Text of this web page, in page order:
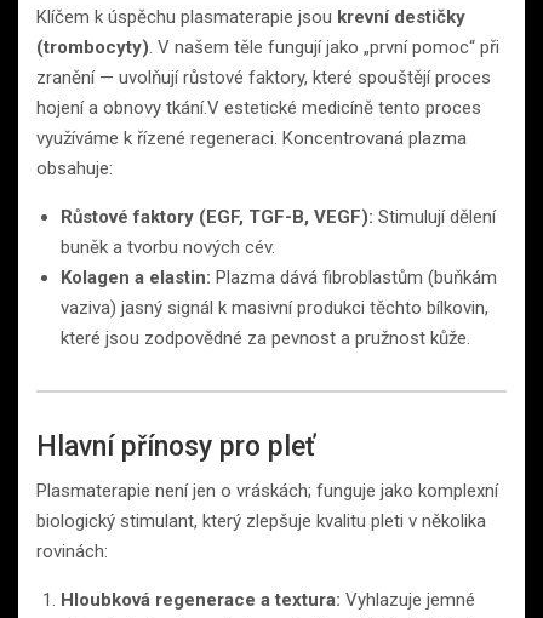
Klíčem k úspěchu plasmaterapie jsou krevní destičky
(trombocyty). V našem těle fungují jako „první pomoc“ při
zranění — uvolňují růstové faktory, které spouštějí proces
hojení a obnovy tkání.V estetické medicíně tento proces
využíváme k řízené regeneraci. Koncentrovaná plazma
obsahuje:
Růstové faktory (EGF, TGF-B, VEGF): Stimulují dělení
buněk a tvorbu nových cév.
Kolagen a elastin: Plazma dává fibroblastům (buňkám
vaziva) jasný signál k masivní produkci těchto bílkovin,
které jsou zodpovědné za pevnost a pružnost kůže.
Hlavní přínosy pro pleť
Plasmaterapie není jen o vráskách; funguje jako komplexní
biologický stimulant, který zlepšuje kvalitu pleti v několika
rovinách:
Hloubková regenerace a textura: Vyhlazuje jemné